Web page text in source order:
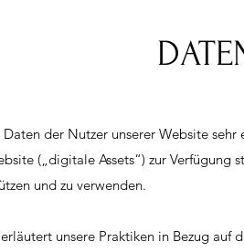
der Nutzer unserer Website
(„digitale Assets“) zur
und zu verwenden.
unsere Praktiken in Bezug